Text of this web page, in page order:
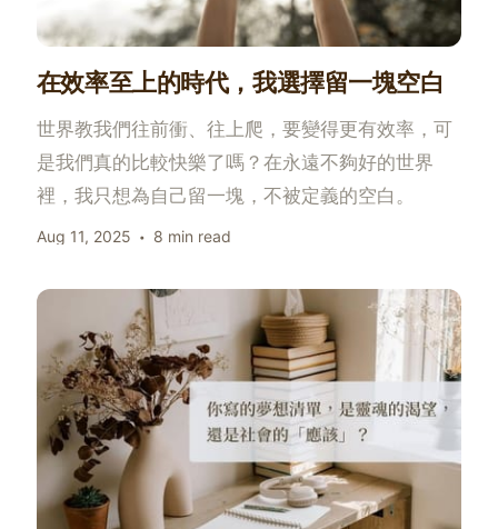
在效率至上的時代，我選擇留一塊空白
世界教我們往前衝、往上爬，要變得更有效率，可
是我們真的比較快樂了嗎？在永遠不夠好的世界
裡，我只想為自己留一塊，不被定義的空白。
Aug 11, 2025 8 min read